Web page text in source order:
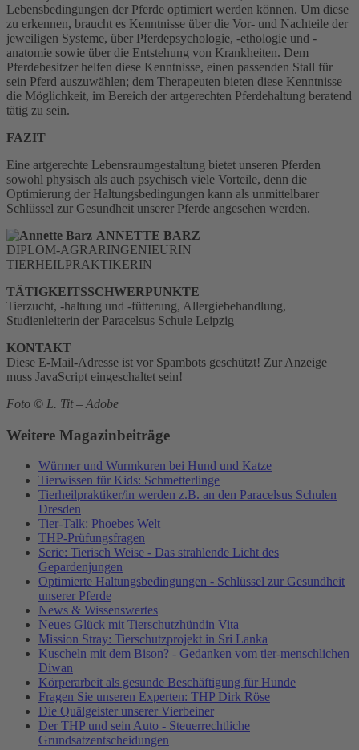
Lebensbedingungen der Pferde optimiert werden können. Um diese
zu erkennen, braucht es Kenntnisse über die Vor- und Nachteile der
jeweiligen Systeme, über Pferdepsychologie, -ethologie und -
anatomie sowie über die Entstehung von Krankheiten. Dem
Pferdebesitzer helfen diese Kenntnisse, einen passenden Stall für
sein Pferd auszuwählen; dem Therapeuten bieten diese Kenntnisse
die Möglichkeit, im Bereich der artgerechten Pferdehaltung beratend
tätig zu sein.
FAZIT
Eine artgerechte Lebensraumgestaltung bietet unseren Pferden
sowohl physisch als auch psychisch viele Vorteile, denn die
Optimierung der Haltungsbedingungen kann als unmittelbarer
Schlüssel zur Gesundheit unserer Pferde angesehen werden.
ANNETTE BARZ
DIPLOM-AGRARINGENIEURIN
TIERHEILPRAKTIKERIN
TÄTIGKEITSSCHWERPUNKTE
Tierzucht, -haltung und -fütterung, Allergiebehandlung,
Studienleiterin der Paracelsus Schule Leipzig
KONTAKT
Diese E-Mail-Adresse ist vor Spambots geschützt! Zur Anzeige
muss JavaScript eingeschaltet sein!
Foto © L. Tit – Adobe
Weitere Magazinbeiträge
Würmer und Wurmkuren bei Hund und Katze
Tierwissen für Kids: Schmetterlinge
Tierheilpraktiker/in werden z.B. an den Paracelsus Schulen
Dresden
Tier-Talk: Phoebes Welt
THP-Prüfungsfragen
Serie: Tierisch Weise - Das strahlende Licht des
Gepardenjungen
Optimierte Haltungsbedingungen - Schlüssel zur Gesundheit
unserer Pferde
News & Wissenswertes
Neues Glück mit Tierschutzhündin Vita
Mission Stray: Tierschutzprojekt in Sri Lanka
Kuscheln mit dem Bison? - Gedanken vom tier-menschlichen
Diwan
Körperarbeit als gesunde Beschäftigung für Hunde
Fragen Sie unseren Experten: THP Dirk Röse
Die Quälgeister unserer Vierbeiner
Der THP und sein Auto - Steuerrechtliche
Grundsatzentscheidungen